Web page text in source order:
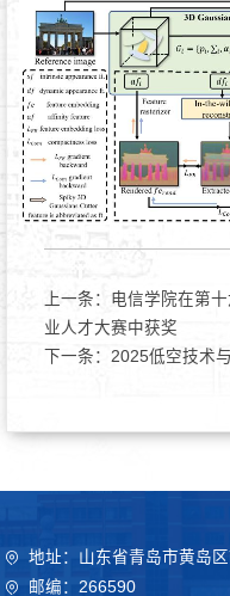
上一条： 电信学院在第
业人才大赛中获奖
下一条： 2025低空技术
地址：山东省青岛市黄岛
邮编：266590